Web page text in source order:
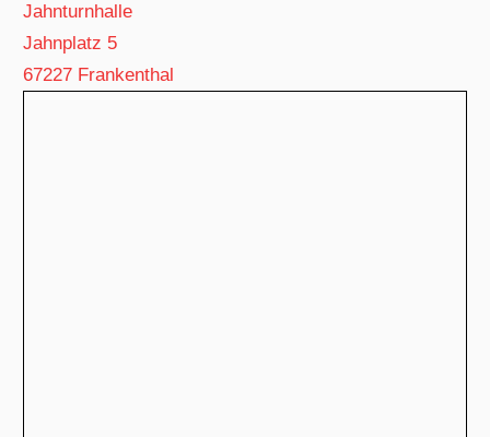
Jahnturnhalle
Jahnplatz 5
67227 Frankenthal